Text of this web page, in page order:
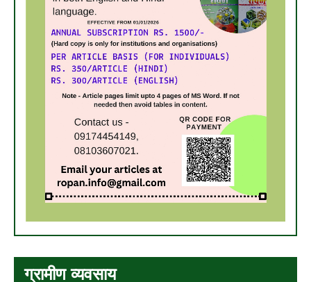
ग्रामीण व्यवसाय